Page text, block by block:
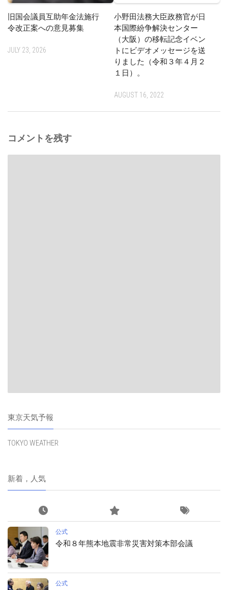
旧国会議員互助年金法施行
令改正案への意見募集
JULY 23, 2026
小野田法務大臣政務官が日
本国際紛争解決センター
（大阪）の移転記念イベン
トにビデオメッセージを送
りました（令和３年４月２
１日）。
AUGUST 16, 2022
コメントを残す
東京天気予報
TOKYO WEATHER
新着，人気
公式
令和８年熊本地震非常災害対策本部会議
公式